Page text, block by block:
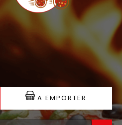
A EMPORTER